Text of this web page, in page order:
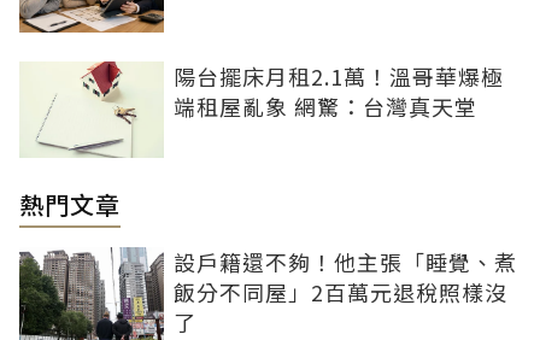
陽台擺床月租2.1萬！溫哥華爆極
端租屋亂象 網驚：台灣真天堂
熱門文章
設戶籍還不夠！他主張「睡覺、煮
飯分不同屋」2百萬元退稅照樣沒
了